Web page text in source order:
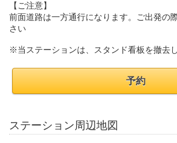
【ご注意】
前面道路は一方通行になります。ご出発の
さい
※当ステーションは、スタンド看板を撤去
予約
ステーション周辺地図